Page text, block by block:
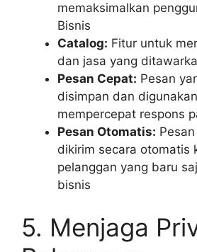
memaksimalkan
Bisnis
Catalog: Fitur untuk
dan jasa yang
Pesan Cepat: Pesan
disimpan dan
mempercepat respons
Pesan Otomatis:
dikirim secara otomatis
pelanggan yang baru
bisnis
5. Menjaga